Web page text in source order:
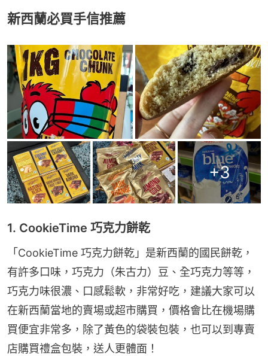
新西蘭必買手信推薦
+3
1. CookieTime 巧克力餅乾
「CookieTime 巧克力餅乾」是新西蘭的國民餅乾，
有許多口味，巧克力（朱古力）豆、全巧克力等等，
巧克力味很濃、口感鬆軟，非常好吃，建議大家可以
在新西蘭當地的賣場或超市購買，價格會比在機場購
買便宜非常多，除了黃色的袋裝包裝，也可以到專賣
店購買禮盒包裝，送人更體面！